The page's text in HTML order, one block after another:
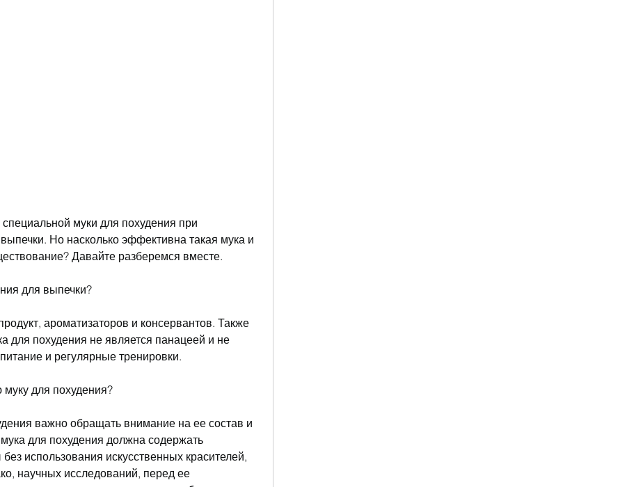
Но насколько эффективна такая мука и
Давайте разберемся вместе.
для выпечки?
ароматизаторов и консервантов. Также
для похудения не является панацеей и не
и регулярные тренировки.
для похудения?
важно обращать внимание на ее состав и
для похудения должна содержать
использования искусственных красителей,
научных исследований, перед ее